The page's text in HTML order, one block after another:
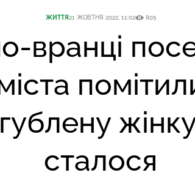
ЖИТТЯ21 ЖОВТНЯ 2022, 11:02 805
вранці
сталося